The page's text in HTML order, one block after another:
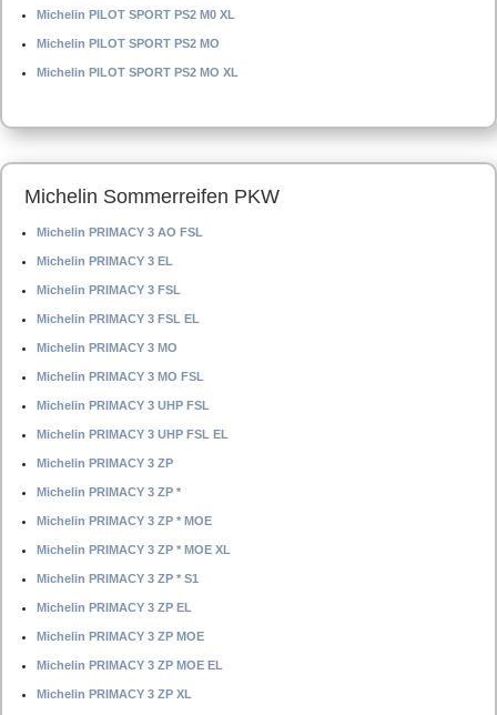
Michelin PILOT SPORT PS2 M0 XL
Michelin PILOT SPORT PS2 MO
Michelin PILOT SPORT PS2 MO XL
Michelin Sommerreifen PKW
Michelin PRIMACY 3 AO FSL
Michelin PRIMACY 3 EL
Michelin PRIMACY 3 FSL
Michelin PRIMACY 3 FSL EL
Michelin PRIMACY 3 MO
Michelin PRIMACY 3 MO FSL
Michelin PRIMACY 3 UHP FSL
Michelin PRIMACY 3 UHP FSL EL
Michelin PRIMACY 3 ZP
Michelin PRIMACY 3 ZP *
Michelin PRIMACY 3 ZP * MOE
Michelin PRIMACY 3 ZP * MOE XL
Michelin PRIMACY 3 ZP * S1
Michelin PRIMACY 3 ZP EL
Michelin PRIMACY 3 ZP MOE
Michelin PRIMACY 3 ZP MOE EL
Michelin PRIMACY 3 ZP XL